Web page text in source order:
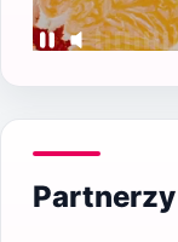
Partnerzy